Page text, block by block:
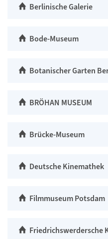
Berlinische Galerie
Bode-Museum
Botanischer Garten
BRÖHAN MUSEUM
Brücke-Museum
Deutsche Kinemathek
Filmmuseum Potsdam
Friedrichswerdersche